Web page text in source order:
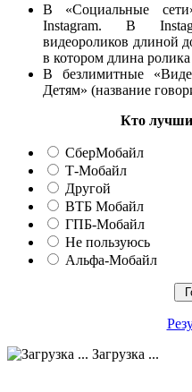
В «Социальные
Instagram. В
видеороликов длиной
в котором длина ролика
В безлимитные
Детям» (название
Кто
СберМобайл
Т-Мобайл
Другой
ВТБ Мобайл
ГПБ-Мобайл
Не пользуюсь
Альфа-Мобайл
Загрузка ...